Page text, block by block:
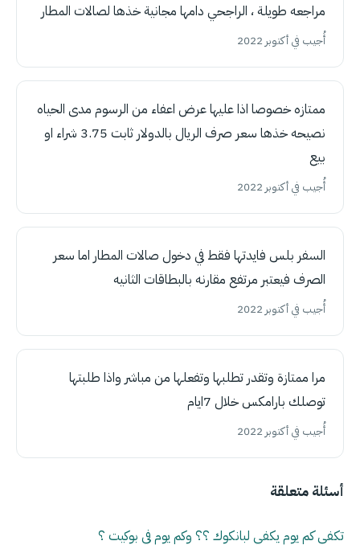
مراجعه طويلة ، الراجحي دامها مجانية خذها لصالات المطار
أُجيب في أكتوبر 2022
ممتازه خصوصا اذا عليها عرض اعفاء من الرسوم مدى الحياه
نصيحه خذها سعر صرف الريال بالدولار ثابت 3.75 شراء او
بيع
أُجيب في أكتوبر 2022
السفر بلس فايدتها فقط في دخول صالات المطار اما سعر
الصرف فيعتبر مرتفع مقارنه بالبطاقات الثانيه
أُجيب في أكتوبر 2022
مرا ممتازة وتقدر تطلبها وتفعلها من مباشر واذا طلبتها
توصلك بارامكس خلال 7ايام
أُجيب في أكتوبر 2022
أسئلة متعلقة
تكفى كم يوم يكفي لبانكوك ؟؟ وكم يوم في بوكيت ؟